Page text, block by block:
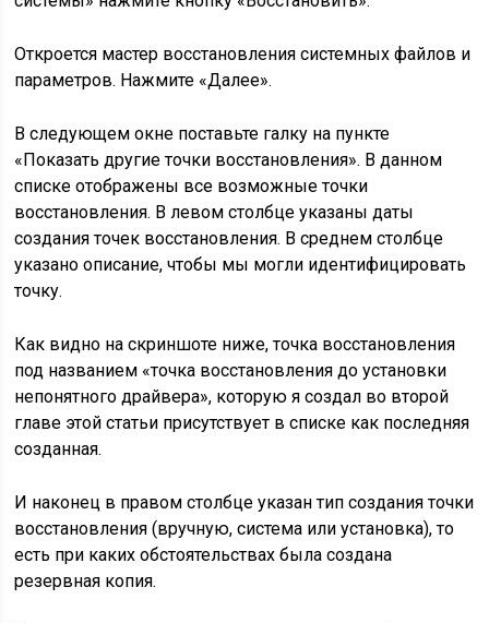
Откроется мастер восстановления системных файлов и
параметров. Нажмите «Далее».
В следующем окне поставьте галку на пункте
«Показать другие точки восстановления». В данном
списке отображены все возможные точки
восстановления. В левом столбце указаны даты
создания точек восстановления. В среднем столбце
указано описание, чтобы мы могли идентифицировать
точку.
Как видно на скриншоте ниже, точка восстановления
под названием «точка восстановления до установки
непонятного драйвера», которую я создал во второй
главе этой статьи присутствует в списке как последняя
созданная.
И наконец в правом столбце указан тип создания точки
восстановления (вручную, система или установка), то
есть при каких обстоятельствах была создана
резервная копия.